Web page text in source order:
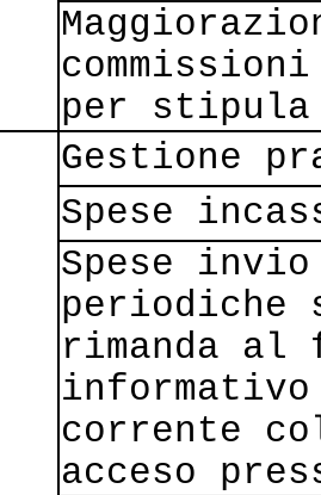
per
Gestione
Spese
Spese
periodiche
rimanda al
corrente
acceso